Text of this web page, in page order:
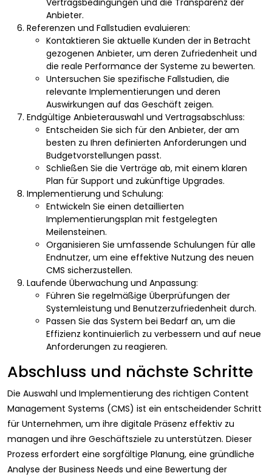
Anbieter.
Referenzen und Fallstudien evaluieren:
Kontaktieren Sie aktuelle Kunden der in Betracht
gezogenen Anbieter, um deren Zufriedenheit und
die reale Performance der Systeme zu bewerten.
Untersuchen Sie spezifische Fallstudien, die
relevante Implementierungen und deren
Auswirkungen auf das Geschäft zeigen.
Endgültige Anbieterauswahl und Vertragsabschluss:
Entscheiden Sie sich für den Anbieter, der am
besten zu Ihren definierten Anforderungen und
Budgetvorstellungen passt.
Schließen Sie die Verträge ab, mit einem klaren
Plan für Support und zukünftige Upgrades.
Implementierung und Schulung:
Entwickeln Sie einen detaillierten
Implementierungsplan mit festgelegten
Meilensteinen.
Organisieren Sie umfassende Schulungen für alle
Endnutzer, um eine effektive Nutzung des neuen
CMS sicherzustellen.
Laufende Überwachung und Anpassung:
Führen Sie regelmäßige Überprüfungen der
Systemleistung und Benutzerzufriedenheit durch.
Passen Sie das System bei Bedarf an, um die
Effizienz kontinuierlich zu verbessern und auf neue
Anforderungen zu reagieren.
Abschluss und nächste Schritte
Die Auswahl und Implementierung des richtigen Content
Management Systems (CMS) ist ein entscheidender Schritt
für Unternehmen, um ihre digitale Präsenz effektiv zu
managen und ihre Geschäftsziele zu unterstützen. Dieser
Prozess erfordert eine sorgfältige Planung, eine gründliche
Analyse der Business Needs und eine Bewertung der